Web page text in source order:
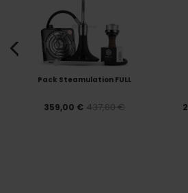
Pack Steamulation FULL
359,00 € 437,80 €